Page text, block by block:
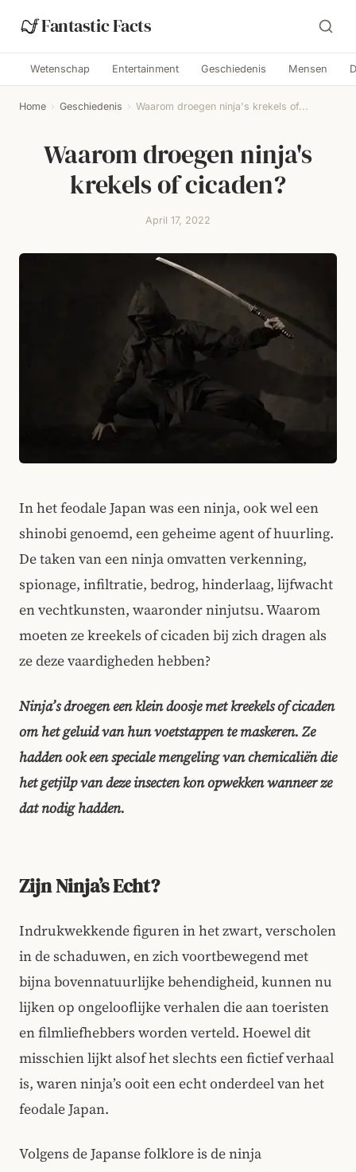
Fantastic Facts
Wetenschap Entertainment Geschiedenis Mensen
Home › Geschiedenis › Waarom droegen ninja's krekels of...
Waarom droegen ninja's
krekels of cicaden?
April 17, 2022
In het feodale Japan was een ninja, ook wel een
shinobi genoemd, een geheime agent of huurling.
De taken van een ninja omvatten verkenning,
spionage, infiltratie, bedrog, hinderlaag, lijfwacht
en vechtkunsten, waaronder ninjutsu. Waarom
moeten ze kreekels of cicaden bij zich dragen als
ze deze vaardigheden hebben?
Ninja’s droegen een klein doosje met kreekels of cicaden
om het geluid van hun voetstappen te maskeren. Ze
hadden ook een speciale mengeling van chemicaliën die
het getjilp van deze insecten kon opwekken wanneer ze
dat nodig hadden.
Zijn Ninja’s Echt?
Indrukwekkende figuren in het zwart, verscholen
in de schaduwen, en zich voortbewegend met
bijna bovennatuurlijke behendigheid, kunnen nu
lijken op ongelooflijke verhalen die aan toeristen
en filmliefhebbers worden verteld. Hoewel dit
misschien lijkt alsof het slechts een fictief verhaal
is, waren ninja’s ooit een echt onderdeel van het
feodale Japan.
Volgens de Japanse folklore is de ninja